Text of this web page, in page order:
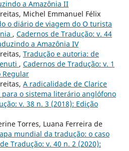
a Amazônia II
Michel Emmanuel Félix
o diário de viagem do O turista
, Cadernos de Tradução: v. 44
a Amazônia IV
Tradução e autoria: de
, Cadernos de Tradução: v. 1
Regular
A radicalidade de Clarice
o sistema literário anglófono
v. 38 n. 3 (2018): Edição
Torres, Luana Ferreira de
mundial da tradução: o caso
Tradução: v. 40 n. 2 (2020):